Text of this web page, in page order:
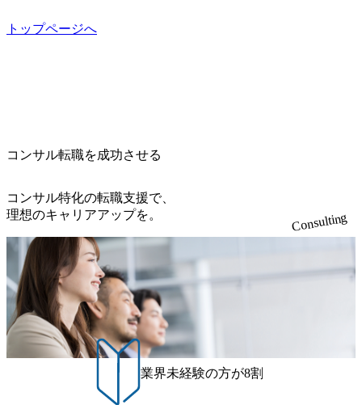
るため、エンジニアの視点からも協業しクライアントへ価
keto_kajita/)） 多様なメンバー、多様なプロジェクトによる
も関わらず、外資系戦略コンサルティングファームや総合
系コンサルティングファームをはじめ、メーカー、ITベン
チャー、外資系金融機関など多彩な出自で構成されてお
り、常に刺激を受けながらプロジェクトワークが可能 総合
コンサルティングファームの名の通り、全方位のクライア
ントに対して様々なプロジェクトが存在しており、手を上
げれば常に新しいテーマのチャレンジ機会を提供している
（ワンプール制） そのため、全体の離職率10％以下、未経
験3年未満の離職率は0％と驚異の定着率を誇る 大手ファー
ムと同水準以上の報酬制度であり、ファーム経験者の場合
は、転職時報酬アップが基本 強く「個人」の成⾧を重視す
るカルチャーであり、昇進に枠もなく、今ならReadyになれ
ば上がれる環境となっている 安定した経営環境の下、コン
による引っ越し費用は、会社が負担します。 2026年8月18日
※顔出しは不要です。ご質問頂く際のみ、顔出ししていた
ングファームや、Slerなどから優秀層が多数ジョイン。 http
ている。 <u>ワンプール制</u>を取っており、業界の枠に縛
り、<u>営業活動に工数を割かれることなくデリバリーに注
力可能</u> 従業員満足度を非常に重視しており、意にそぐ
わないプロジェクトにアサインされてしまった場合、半強
制的に別のプロジェクトに異動することが可能。その結
果、<u>退職率も10%程度</u>(他社平均は2～30%程度) 残業
時間は<u>平均30時間程度。</u>バリューが出ていないから
残業代をつけさせないといったことはしない DE&Iにおいて
は女性活用や外国人/高齢者/障碍者などさまざまなバックグ
ラウンドを持つメンバーの働く環境を整えている SDGsの推
進にも積極的で、プロボノ支援等を行っている 部活動も活
発で、多くのクラブが立ち上がっており、さまざまな役
職・所属・組織を超えて社員間のネットワーク形成・交流
の場となっている <u>教育・研修プログラムが非常に充実</
トップページへ
コンサル転職を成功させる
コンサル特化の転職支援で、
理想のキャリアアップを。
Consulting
業界未経験の方が8割